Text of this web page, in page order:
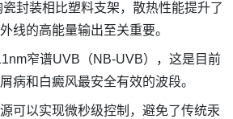
瓷封装相比塑料支架，散热性能提升了
线的高能量输出至关重要。
窄谱UVB（NB-UVB），这是目前
病和白癜风最安全有效的波段。
可以实现微秒级控制，避免了传统汞